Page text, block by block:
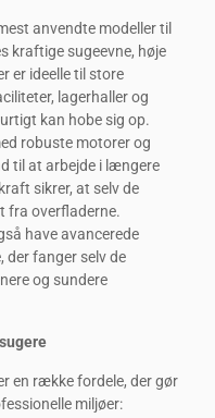
anvendte modeller til
kraftige sugeevne, høje
er ideelle til store
lagerhaller og
kan hobe sig op.
robuste motorer og
til at arbejde i længere
sikrer, at selv de
fra overfladerne.
have avancerede
der fanger selv de
og sundere
en række fordele, der gør
miljøer: